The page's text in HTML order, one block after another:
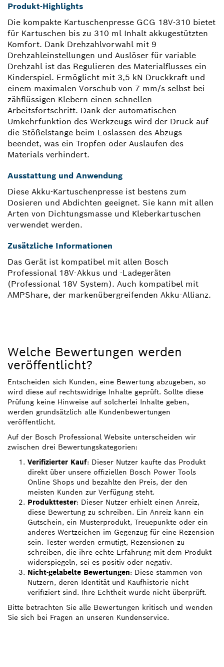
Produkt-Highlights
Die kompakte Kartuschenpresse GCG 18V-310 bietet
für Kartuschen bis zu 310 ml Inhalt akkugestützten
Komfort. Dank Drehzahlvorwahl mit 9
Drehzahleinstellungen und Auslöser für variable
Drehzahl ist das Regulieren des Materialflusses ein
Kinderspiel. Ermöglicht mit 3,5 kN Druckkraft und
einem maximalen Vorschub von 7 mm/s selbst bei
zähflüssigen Klebern einen schnellen
Arbeitsfortschritt. Dank der automatischen
Umkehrfunktion des Werkzeugs wird der Druck auf
die Stößelstange beim Loslassen des Abzugs
beendet, was ein Tropfen oder Auslaufen des
Materials verhindert.
Ausstattung und Anwendung
Diese Akku-Kartuschenpresse ist bestens zum
Dosieren und Abdichten geeignet. Sie kann mit allen
Arten von Dichtungsmasse und Kleberkartuschen
verwendet werden.
Zusätzliche Informationen
Das Gerät ist kompatibel mit allen Bosch
Professional 18V-Akkus und -Ladegeräten
(Professional 18V System). Auch kompatibel mit
AMPShare, der markenübergreifenden Akku-Allianz.
Welche Bewertungen werden
veröffentlicht?
Entscheiden sich Kunden, eine Bewertung abzugeben, so
wird diese auf rechtswidrige Inhalte geprüft. Sollte diese
Prüfung keine Hinweise auf solcherlei Inhalte geben,
werden grundsätzlich alle Kundenbewertungen
veröffentlicht.
Auf der Bosch Professional Website unterscheiden wir
zwischen drei Bewertungskategorien:
Verifizierter Kauf: Dieser Nutzer kaufte das Produkt
direkt über unsere offiziellen Bosch Power Tools
Online Shops und bezahlte den Preis, der den
meisten Kunden zur Verfügung steht.
Produkttester: Dieser Nutzer erhielt einen Anreiz,
diese Bewertung zu schreiben. Ein Anreiz kann ein
Gutschein, ein Musterprodukt, Treuepunkte oder ein
anderes Wertzeichen im Gegenzug für eine Rezension
sein. Tester werden ermutigt, Rezensionen zu
schreiben, die ihre echte Erfahrung mit dem Produkt
widerspiegeln, sei es positiv oder negativ.
Nicht-gelabelte Bewertungen: Diese stammen von
Nutzern, deren Identität und Kaufhistorie nicht
verifiziert sind. Ihre Echtheit wurde nicht überprüft.
Bitte betrachten Sie alle Bewertungen kritisch und wenden
Sie sich bei Fragen an unseren Kundenservice.